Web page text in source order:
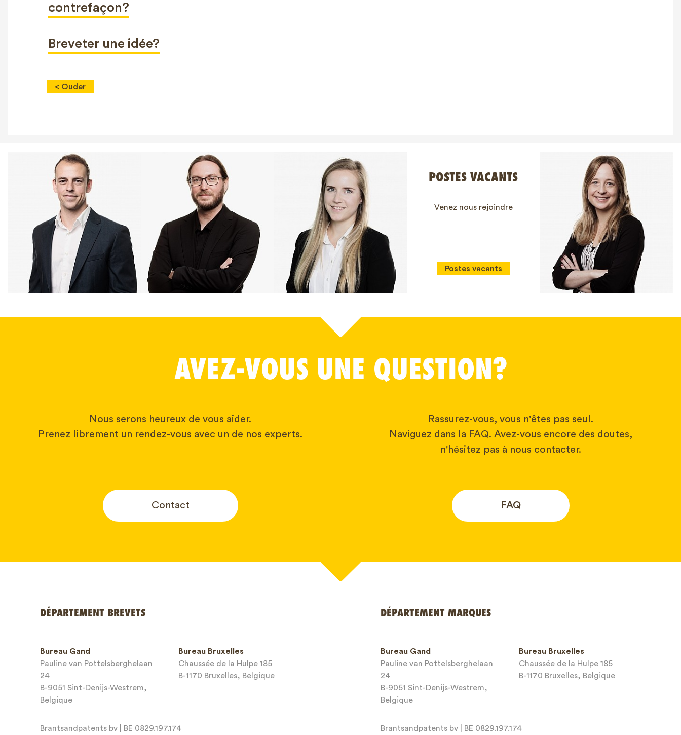
contrefaçon?
Breveter une idée?
< Ouder
POSTES VACANTS
Venez nous rejoindre
Postes vacants
AVEZ-VOUS UNE QUESTION?
Nous serons heureux de vous aider.
Prenez librement un rendez-vous avec un de nos experts.
Contact
Rassurez-vous, vous n'êtes pas seul.
Naviguez dans la FAQ. Avez-vous encore des doutes,
n'hésitez pas à nous contacter.
FAQ
téléphone*
Adresse email*
DÉPARTEMENT BREVETS
Bureau Gand
Pauline van Pottelsberghelaan
24
B-9051 Sint-Denijs-Westrem,
Belgique
Bureau Bruxelles
Chaussée de la Hulpe 185
B-1170 Bruxelles, Belgique
Brantsandpatents bv | BE 0829.197.174
DÉPARTEMENT MARQUES
Bureau Gand
Pauline van Pottelsberghelaan
24
B-9051 Sint-Denijs-Westrem,
Belgique
Bureau Bruxelles
Chaussée de la Hulpe 185
B-1170 Bruxelles, Belgique
Brantsandpatents bv | BE 0829.197.174